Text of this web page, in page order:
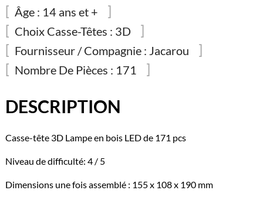
Âge : 14 ans et +
Choix Casse-Têtes : 3D
Fournisseur / Compagnie : Jacarou
Nombre De Pièces : 171
DESCRIPTION
Casse-tête 3D Lampe en bois LED de 171 pcs
Niveau de difficulté: 4 / 5
Dimensions une fois assemblé : 155 x 108 x 190 mm